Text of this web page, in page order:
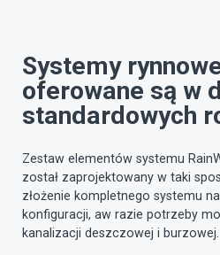
Systemy
oferowane są w
standardowych
Zestaw elementów systemu
został zaprojektowany w taki
złożenie kompletnego systemu
konfiguracji, aw razie potrzeby
kanalizacji deszczowej i burzowej.